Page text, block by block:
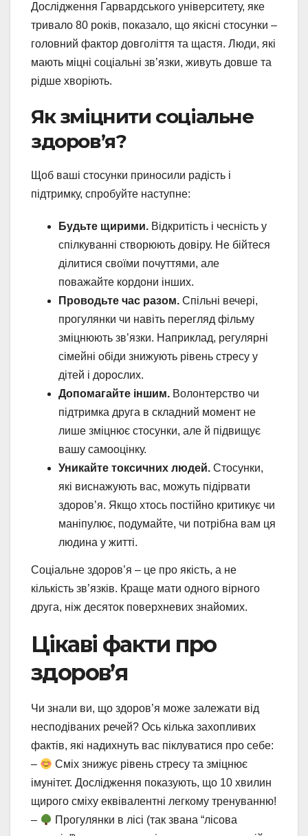
Дослідження Гарвардського університету, яке
тривало 80 років, показало, що якісні стосунки –
головний фактор довголіття та щастя. Люди, які
мають міцні соціальні зв’язки, живуть довше та
рідше хворіють.
Як зміцнити соціальне
здоров’я?
Щоб ваші стосунки приносили радість і
підтримку, спробуйте наступне:
Будьте щирими. Відкритість і чесність у
спілкуванні створюють довіру. Не бійтеся
ділитися своїми почуттями, але
поважайте кордони інших.
Проводьте час разом. Спільні вечері,
прогулянки чи навіть перегляд фільму
зміцнюють зв’язки. Наприклад, регулярні
сімейні обіди знижують рівень стресу у
дітей і дорослих.
Допомагайте іншим. Волонтерство чи
підтримка друга в складний момент не
лише зміцнює стосунки, але й підвищує
вашу самооцінку.
Уникайте токсичних людей. Стосунки,
які виснажують вас, можуть підірвати
здоров’я. Якщо хтось постійно критикує чи
маніпулює, подумайте, чи потрібна вам ця
людина у житті.
Соціальне здоров’я – це про якість, а не
кількість зв’язків. Краще мати одного вірного
друга, ніж десяток поверхневих знайомих.
Цікаві факти про
здоров’я
Чи знали ви, що здоров’я може залежати від
несподіваних речей? Ось кілька захопливих
фактів, які надихнуть вас піклуватися про себе:
–
Сміх знижує рівень стресу та зміцнює
імунітет. Дослідження показують, що 10 хвилин
щирого сміху еквівалентні легкому тренуванню!
–
Прогулянки в лісі (так звана “лісова